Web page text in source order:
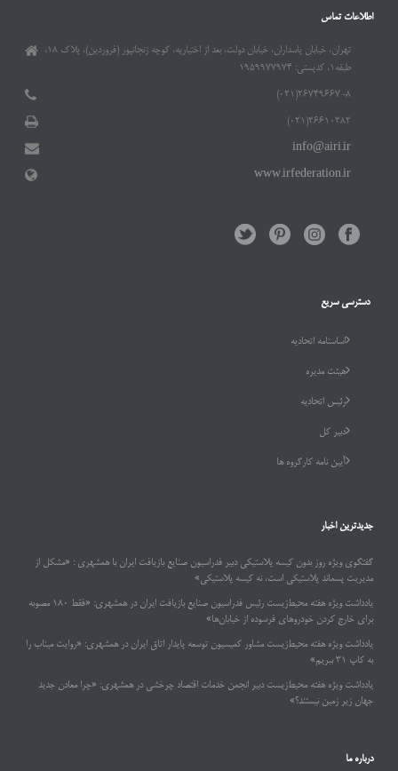
اطلاعات تماس
تهران، خیابان پاسداران، خیابان دولت، بعد از اختیاریه، کوچه زنجانپور (فروردین)، پلاک ۱۸،
طبقه۱، کدپستی: ۱۹۵۹۹۷۷۹۷۴
۲۶۷۴۹۶۶۷-۸(۰۲۱)
۲۶۶۱۰۲۸۲(۰۲۱)
info@airi.ir
www.irfederation.ir
دسترسی سریع
اساسنامه اتحادیه
هیئت مدیره
رئیس اتحادیه
دبیر کل
آیین نامه کارگروه ها
جدیدترین اخبار
گفتگوی ویژه روز بدون کیسه پلاستیکی دبیر فدراسیون صنایع بازیافت ایران با همشهری : «مشکل از
مدیریت پسماند پلاستیکی است، نه کیسه پلاستیکی»
یادداشت ویژه هفته محیط‌زیست رئیس فدراسیون صنایع بازیافت ایران در همشهری: «فقط ۱۸۰ مصوبه
برای خارج کردن خودروهای فرسوده از خیابان‌ها»
یادداشت ویژه هفته محیط‌زیست مشاور کمیسیون توسعه پایدار اتاق ایران در همشهری: «روایت میناب را
به کاپ ۳۱ ببریم»
یادداشت ویژه هفته محیط‌زیست دبیر انجمن خدمات اقتصاد چرخشی در همشهری: «چرا معادن جدید
جهان زیر زمین نیستند؟»
درباره ما